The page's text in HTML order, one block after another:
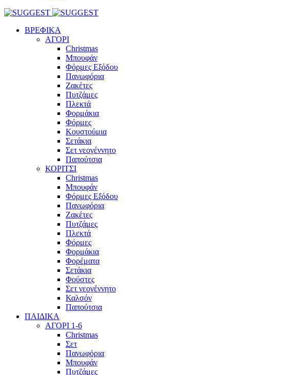
ΒΡΕΦΙΚΑ
ΑΓΟΡΙ
Christmas
Μπουφάν
Φόρμες Εξόδου
Πανωφόρια
Ζακέτες
Πυτζάμες
Πλεκτά
Φορμάκια
Φόρμες
Κουστούμια
Σετάκια
Σετ νεογέννητο
Παπούτσια
ΚΟΡΙΤΣΙ
Christmas
Μπουφάν
Φόρμες Εξόδου
Πανωφόρια
Ζακέτες
Πυτζάμες
Πλεκτά
Φόρμες
Φορμάκια
Φορέματα
Σετάκια
Φούστες
Σετ νεογέννητο
Καλσόν
Παπούτσια
ΠΑΙΔΙΚΑ
ΑΓΟΡΙ 1-6
Christmas
Σετ
Πανωφόρια
Μπουφάν
Πυτζάμες